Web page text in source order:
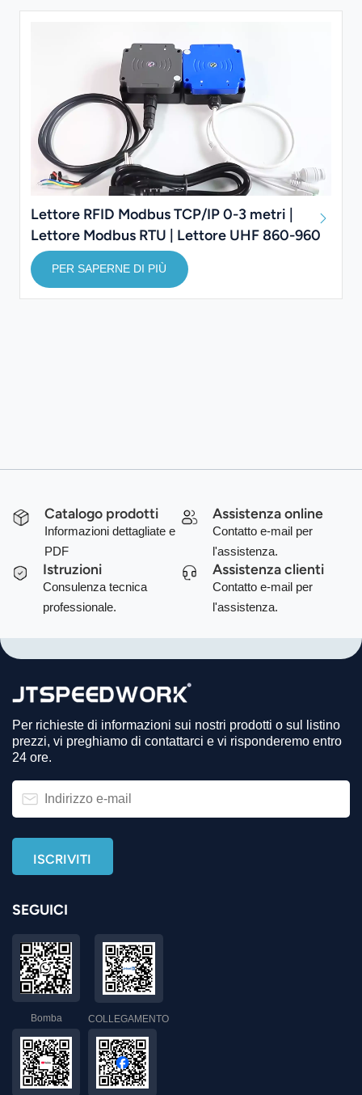
Lettore RFID Modbus TCP/IP 0-3 metri |
Lettore Modbus RTU | Lettore UHF 860-960
MHz
PER SAPERNE DI PIÙ
Catalogo prodotti
Informazioni dettagliate e
PDF
Assistenza online
Contatto e-mail per
l'assistenza.
Istruzioni
Consulenza tecnica
professionale.
Assistenza clienti
Contatto e-mail per
l'assistenza.
Per richieste di informazioni sui nostri prodotti o sul listino
prezzi, vi preghiamo di contattarci e vi risponderemo entro
24 ore.
SEGUICI
Bomba COLLEGAMENTO